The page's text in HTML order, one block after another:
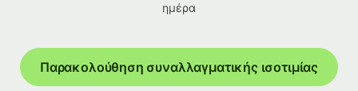
ημέρα
Παρακολούθηση συναλλαγματικής ισοτιμίας